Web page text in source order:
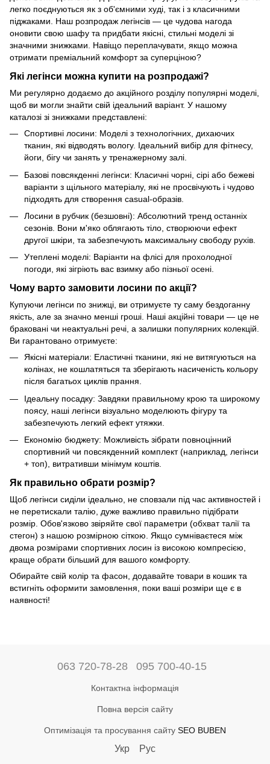
легко поєднуються як з об'ємними худі, так і з класичними
піджаками. Наш розпродаж легінсів — це чудова нагода
оновити свою шафу та придбати якісні, стильні моделі зі
значними знижками. Навіщо переплачувати, якщо можна
отримати преміальний комфорт за суперціною?
Які легінси можна купити на розпродажі?
Ми регулярно додаємо до акційного розділу популярні моделі,
щоб ви могли знайти свій ідеальний варіант. У нашому
каталозі зі знижками представлені:
Спортивні лосини: Моделі з технологічних, дихаючих
тканин, які відводять вологу. Ідеальний вибір для фітнесу,
йоги, бігу чи занять у тренажерному залі.
Базові повсякденні легінси: Класичні чорні, сірі або бежеві
варіанти з щільного матеріалу, які не просвічують і чудово
підходять для створення casual-образів.
Лосини в рубчик (безшовні): Абсолютний тренд останніх
сезонів. Вони м'яко облягають тіло, створюючи ефект
другої шкіри, та забезпечують максимальну свободу рухів.
Утеплені моделі: Варіанти на флісі для прохолодної
погоди, які зігріють вас взимку або пізньої осені.
Чому варто замовити лосини по акції?
Купуючи легінси по знижці, ви отримуєте ту саму бездоганну
якість, але за значно менші гроші. Наші акційні товари — це не
браковані чи неактуальні речі, а залишки популярних колекцій.
Ви гарантовано отримуєте:
Якісні матеріали: Еластичні тканини, які не витягуються на
колінах, не кошлатяться та зберігають насиченість кольору
після багатьох циклів прання.
Ідеальну посадку: Завдяки правильному крою та широкому
поясу, наші легінси візуально моделюють фігуру та
забезпечують легкий ефект утяжки.
Економію бюджету: Можливість зібрати повноцінний
спортивний чи повсякденний комплект (наприклад, легінси
+ топ), витративши мінімум коштів.
Як правильно обрати розмір?
Щоб легінси сиділи ідеально, не сповзали під час активностей і
не перетискали талію, дуже важливо правильно підібрати
розмір. Обов'язково звіряйте свої параметри (обхват талії та
стегон) з нашою розмірною сіткою. Якщо сумніваєтеся між
двома розмірами спортивних лосин із високою компресією,
краще обрати більший для вашого комфорту.
Обирайте свій колір та фасон, додавайте товари в кошик та
встигніть оформити замовлення, поки ваші розміри ще є в
наявності!
063 720-78-28 095 700-40-15
Контактна інформація
Повна версія сайту
Оптимізація та просування сайту SEO BUBEN
Укр Рус